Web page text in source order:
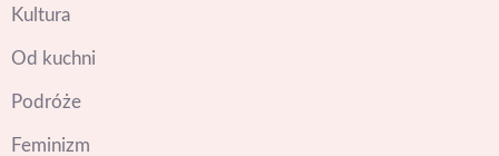
Kultura
Od kuchni
Podróże
Feminizm